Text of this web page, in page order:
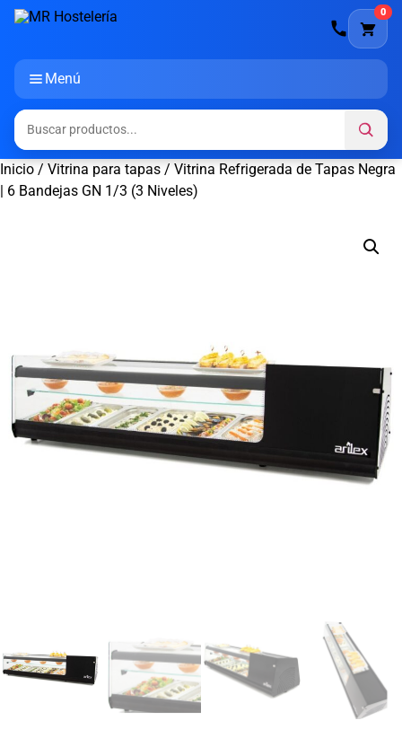
Menú
0
Inicio / Vitrina para tapas / Vitrina Refrigerada de Tapas Negra
| 6 Bandejas GN 1/3 (3 Niveles)